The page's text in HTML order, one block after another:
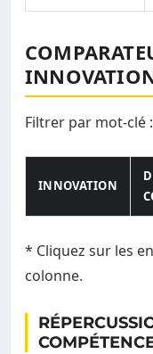
Filtrer par mot-clé :
INNOVATION
* Cliquez sur les
colonne.